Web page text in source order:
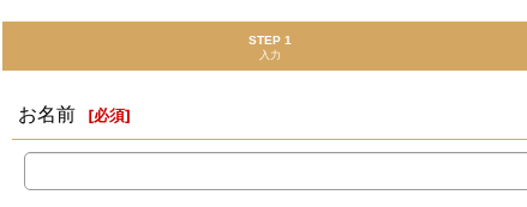
STEP 1
入力
お名前 [必須]